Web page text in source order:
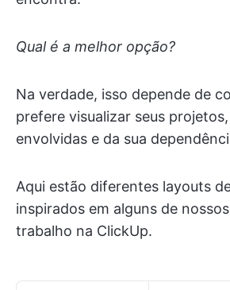
Qual é a melhor opção?
Na verdade, isso depende de
prefere visualizar seus
envolvidas e da sua
Aqui estão diferentes layouts
inspirados em alguns de
trabalho na ClickUp.